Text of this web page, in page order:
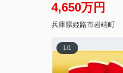
4,650万円
兵庫県姫路市岩端町
1/1